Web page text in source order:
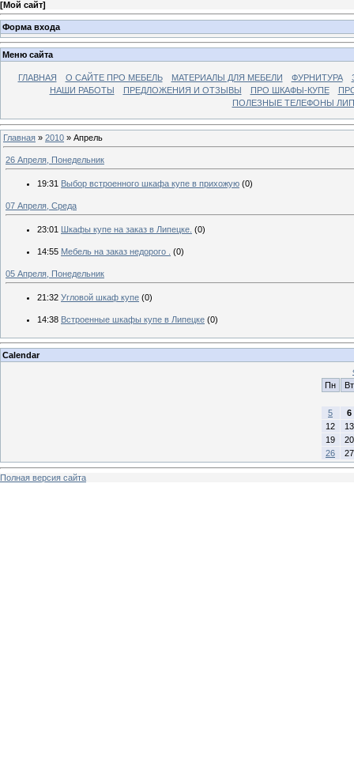
[Мой сайт]
Форма входа
Меню сайта
ГЛАВНАЯ О САЙТЕ ПРО МЕБЕЛЬ МАТЕРИАЛЫ ДЛЯ МЕБЕЛИ ФУРНИТУРА
НАШИ РАБОТЫ
ПРЕДЛОЖЕНИЯ И ОТЗЫВЫ ПРО ШКАФЫ-КУПЕ
ПОЛЕЗНЫЕ ТЕЛЕФОНЫ
Главная » 2010 » Апрель
26 Апреля, Понедельник
19:31 Выбор встроенного шкафа купе в прихожую (0)
07 Апреля, Среда
23:01 Шкафы купе на заказ в Липецке. (0)
14:55 Мебель на заказ недорого . (0)
05 Апреля, Понедельник
21:32 Угловой шкаф купе (0)
14:38 Встроенные шкафы купе в Липецке (0)
Calendar
Пн
Вт
5
6
12
13
19
20
26
27
Полная версия сайта